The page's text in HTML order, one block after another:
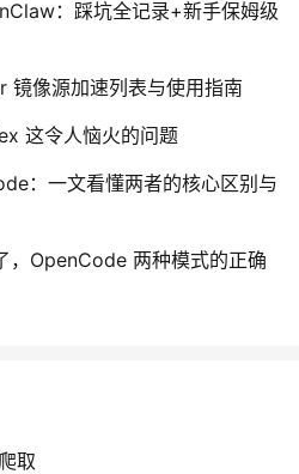
：踩坑全记录+新手保姆级
像源加速列表与使用指南
这令人恼火的问题
：一文看懂两者的核心区别与
，OpenCode 两种模式的正确
取